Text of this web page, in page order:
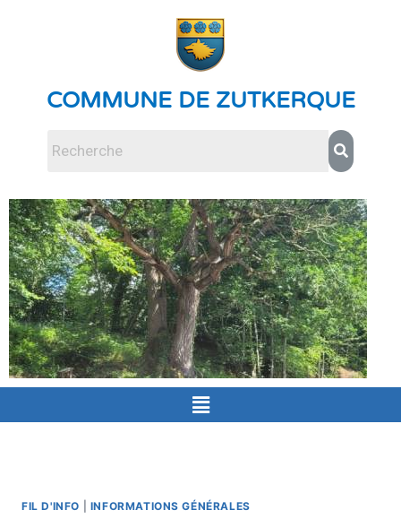
COMMUNE DE ZUTKERQUE
FIL D'INFO INFORMATIONS GÉNÉRALES